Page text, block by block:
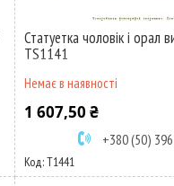
Статуетка чоловік і орал
TS1141
Немає в наявності
1 607,50 ₴
+380 (50)
T1441